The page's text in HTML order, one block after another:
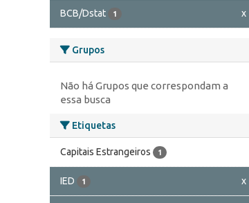
BCB/Dstat 1 x
Grupos
Não há Grupos que correspondam a
essa busca
Etiquetas
Capitais Estrangeiros 1
IED 1 x